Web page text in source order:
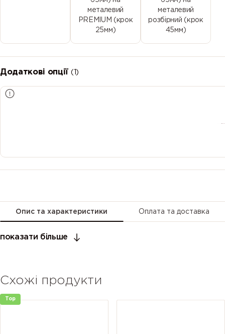
металевий
PREMIUM (крок
25мм)
металевий
розбірний (крок
45мм)
Додаткові опції (1)
Опис та характеристики Оплата та доставка
показати більше
Схожі продукти
Top